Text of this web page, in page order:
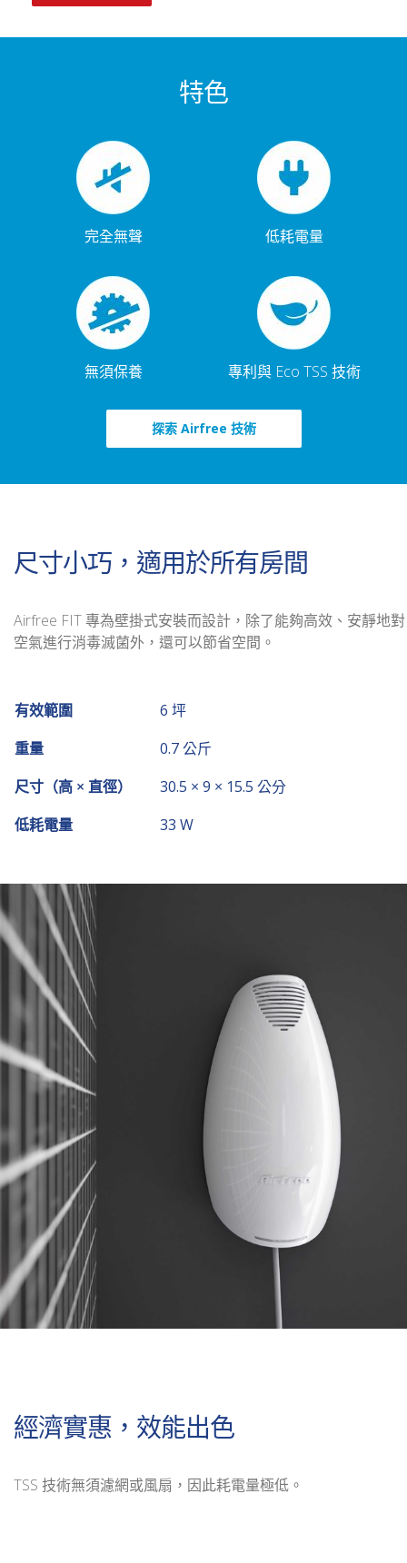
特色
完全無聲 低耗電量
無須保養 專利與 Eco TSS 技術
探索 Airfree 技術
尺寸小巧，適用於所有房間
Airfree FIT 專為壁掛式安裝而設計，除了能夠高效、安靜地對
空氣進行消毒滅菌外，還可以節省空間。
有效範圍
6 坪
重量
0.7 公斤
尺寸（高 × 直徑）
30.5 × 9 × 15.5 公分
低耗電量
33 W
經濟實惠，效能出色
TSS 技術無須濾網或風扇，因此耗電量極低。